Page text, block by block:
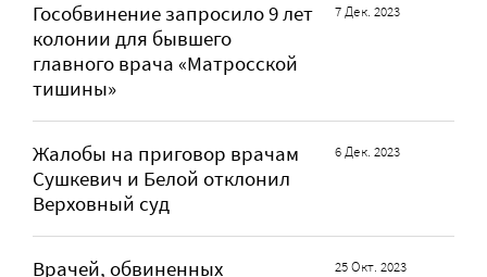
Гособвинение запросило 9 лет
колонии для бывшего
главного врача «Матросской
тишины»
7 Дек. 2023
Жалобы на приговор врачам
Сушкевич и Белой отклонил
Верховный суд
6 Дек. 2023
Врачей, обвиненных 25 Окт. 2023